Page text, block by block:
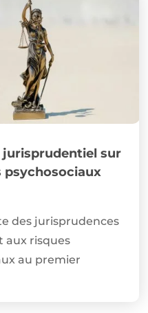
jurisprudentiel sur
psychosociaux
des jurisprudences
aux risques
au premier